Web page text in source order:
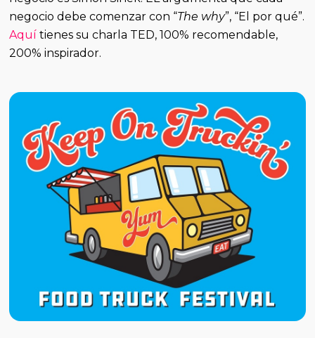
negocio debe comenzar con “The why”, “El por qué”.
Aquí tienes su charla TED, 100% recomendable,
200% inspirador.